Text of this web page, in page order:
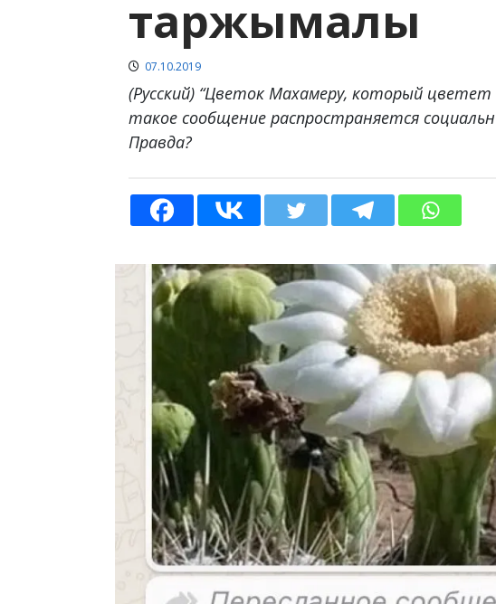
таржымалы
07.10.2019
(Русский) “Цветок Махамеру, который
такое сообщение распространяется
Правда?